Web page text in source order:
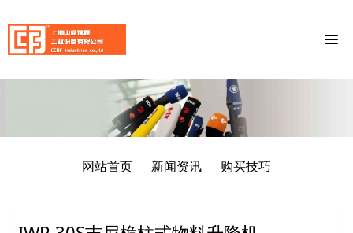
网站首页 新闻资讯 购买技巧